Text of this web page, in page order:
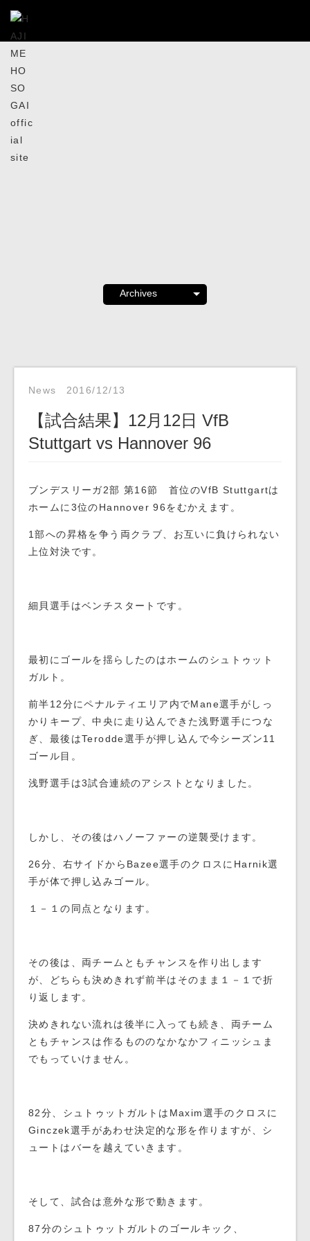
News 2016/12/13
【試合結果】12月12日 VfB
Stuttgart vs Hannover 96
ブンデスリーガ2部 第16節 首位のVfB Stuttgartは
ホームに3位のHannover 96をむかえます。
1部への昇格を争う両クラブ、お互いに負けられない
上位対決です。
細貝選手はベンチスタートです。
最初にゴールを揺らしたのはホームのシュトゥット
ガルト。
前半12分にペナルティエリア内でMane選手がしっ
かりキープ、中央に走り込んできた浅野選手につな
ぎ、最後はTerodde選手が押し込んで今シーズン11
ゴール目。
浅野選手は3試合連続のアシストとなりました。
しかし、その後はハノーファーの逆襲受けます。
26分、右サイドからBazee選手のクロスにHarnik選
手が体で押し込みゴール。
１－１の同点となります。
その後は、両チームともチャンスを作り出します
が、どちらも決めきれず前半はそのまま１－１で折
り返します。
決めきれない流れは後半に入っても続き、両チーム
ともチャンスは作るもののなかなかフィニッシュま
でもっていけません。
82分、シュトゥットガルトはMaxim選手のクロスに
Ginczek選手があわせ決定的な形を作りますが、シ
ュートはバーを越えていきます。
そして、試合は意外な形で動きます。
87分のシュトゥットガルトのゴールキック、